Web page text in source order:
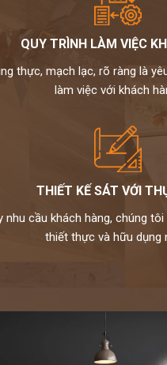
QUY TRÌNH LÀM VIỆC
thực, mạch lạc, rõ ràng là
làm việc với khách
THIẾT KẾ SÁT VỚI
nhu cầu khách hàng, chúng
thiết thực và hữu dụng